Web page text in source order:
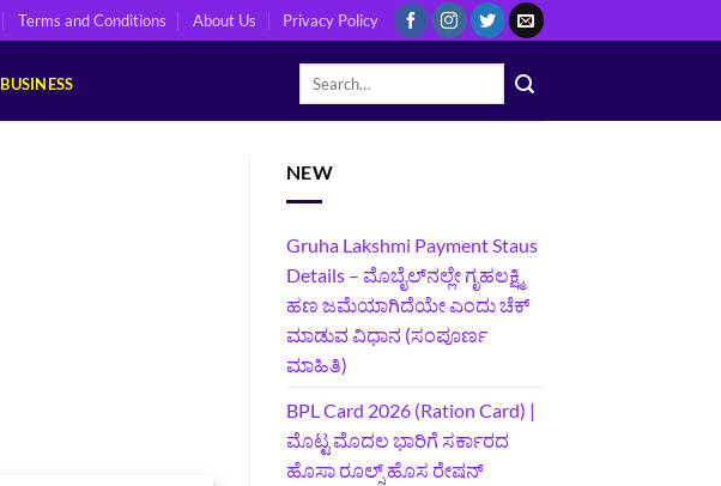
Terms and Conditions About Us Privacy Policy
BUSINESS
NEW
Gruha Lakshmi Payment Staus
Details – ಮೊಬೈಲ್‌ನಲ್ಲೇ ಗೃಹಲಕ್ಷ್ಮಿ
ಹಣ ಜಮೆಯಾಗಿದೆಯೇ ಎಂದು ಚೆಕ್
ಮಾಡುವ ವಿಧಾನ (ಸಂಪೂರ್ಣ
ಮಾಹಿತಿ)
BPL Card 2026 (Ration Card) |
ಮೊಟ್ಟ ಮೊದಲ ಭಾರಿಗೆ ಸರ್ಕಾರದ
ಹೊಸಾ ರೂಲ್ಸ್ ಹೊಸ ರೇಷನ್